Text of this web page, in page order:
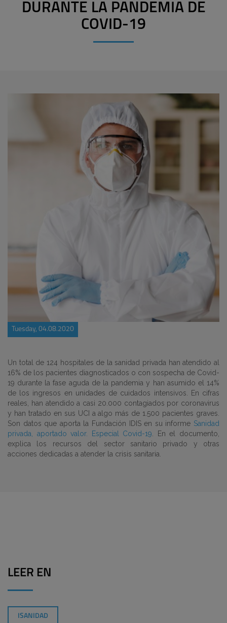
DURANTE LA PANDEMIA DE
COVID-19
Tuesday, 04.08.2020
Un total de 124 hospitales de la sanidad privada han atendido al
16% de los pacientes diagnosticados o con sospecha de Covid-
19 durante la fase aguda de la pandemia y han asumido el 14%
de los ingresos en unidades de cuidados intensivos. En cifras
reales, han atendido a casi 20.000 contagiados por coronavirus
y han tratado en sus UCI a algo más de 1.500 pacientes graves.
Son datos que aporta la Fundación IDIS en su informe Sanidad
privada, aportado valor. Especial Covid-19 . En el documento,
explica los recursos del sector sanitario privado y otras
acciones dedicadas a atender la crisis sanitaria.
LEER EN
ISANIDAD